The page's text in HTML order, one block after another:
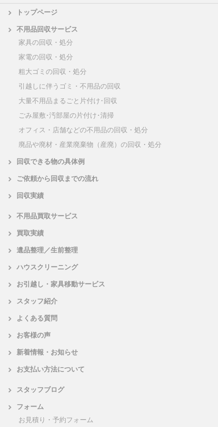
トップページ
不用品回収サービス
家具の回収・処分
家電の回収・処分
粗大ゴミの回収・処分
引越しに伴うゴミ・不用品の回収
大量不用品まるごと片付け･回収
ごみ屋敷･汚部屋の片付け･清掃
オフィス・店舗などの不用品の回収・処分
廃品や廃材・産業廃棄物（産廃）の回収・処分
回収できる物の具体例
ご依頼から回収までの流れ
回収実績
不用品買取サービス
買取実績
遺品整理／生前整理
ハウスクリーニング
お引越し・家具移動サービス
スタッフ紹介
よくある質問
お客様の声
新着情報・お知らせ
お支払い方法について
スタッフブログ
フォーム
お見積り・予約フォーム